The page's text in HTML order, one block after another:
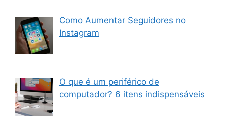
Como Aumentar Seguidores no
Instagram
O que é um periférico de
computador? 6 itens indispensáveis